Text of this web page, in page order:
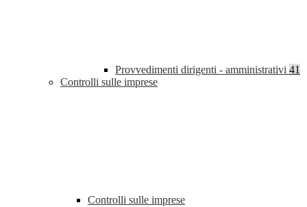
Provvedimenti dirigenti - amministrativi 41
Controlli sulle imprese
Controlli sulle imprese